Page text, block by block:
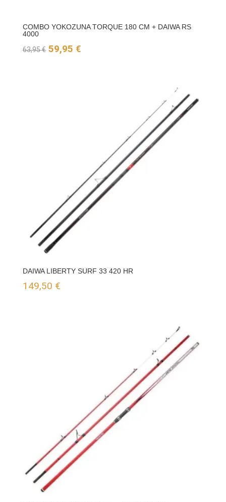
COMBO YOKOZUNA TORQUE 180 CM + DAIWA RS
4000
63,95€ El
59,95 €El
DAIWA LIBERTY SURF 33 420 HR
149,50 €